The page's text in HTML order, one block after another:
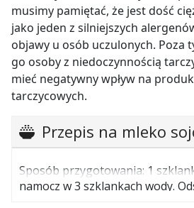
musimy pamiętać, że jest dość
jako jeden z silniejszych
objawy u osób uczulonych. Poza
go osoby z niedoczynnością
mieć negatywny wpływ na
tarczycowych.
Przepis na mleko
Sposób przygotowania: 1
namocz w 3 szklankach wody.